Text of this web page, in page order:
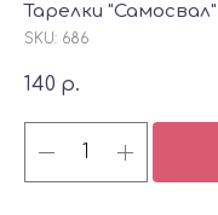
Тарелки "Самосвал"
SKU: 686
140 р.